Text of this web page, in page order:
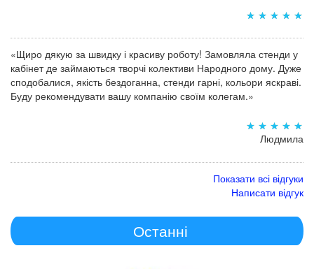
«Щиро дякую за швидку і красиву роботу! Замовляла стенди у
кабінет де займаються творчі колективи Народного дому. Дуже
сподобалися, якість бездоганна, стенди гарні, кольори яскраві.
Буду рекомендувати вашу компанію своїм колегам.»
Людмила
Показати всі відгуки
Написати відгук
Останні